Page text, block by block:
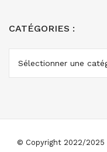
CATÉGORIES :
© Copyright 2022/2025